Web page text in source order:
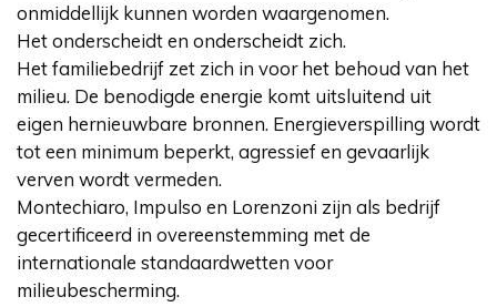
onmiddellijk kunnen worden waargenomen.
Het onderscheidt en onderscheidt zich.
Het familiebedrijf zet zich in voor het behoud van het
milieu. De benodigde energie komt uitsluitend uit
eigen hernieuwbare bronnen. Energieverspilling wordt
tot een minimum beperkt, agressief en gevaarlijk
verven wordt vermeden.
Montechiaro, Impulso en Lorenzoni zijn als bedrijf
gecertificeerd in overeenstemming met de
internationale standaardwetten voor
milieubescherming.